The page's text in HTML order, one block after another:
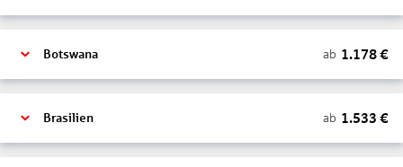
Botswana ab 1.178€
Brasilien ab 1.533 €